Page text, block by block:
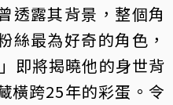
透露其背景，整個角
絲最為好奇的角色，
即將揭曉他的身世背
橫跨25年的彩蛋。令